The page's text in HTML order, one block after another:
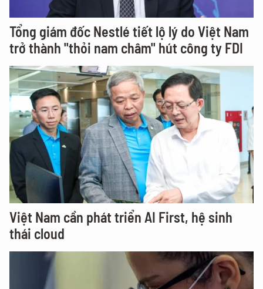
Tổng giám đốc Nestlé tiết lộ lý do Việt Nam
trở thành "thỏi nam châm" hút công ty FDI
Việt Nam cần phát triển AI First, hệ sinh
thái cloud